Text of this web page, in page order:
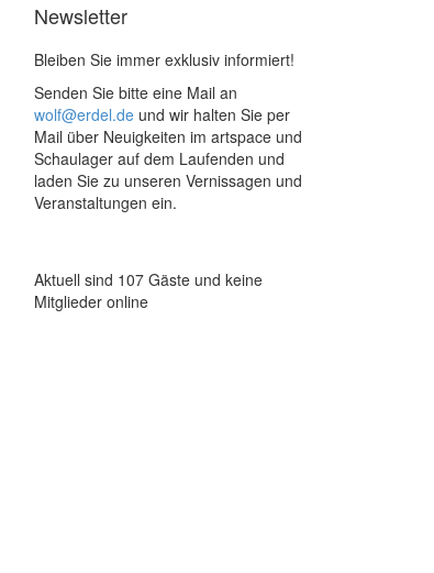
Newsletter
Bleiben Sie immer exklusiv informiert!
Senden Sie bitte eine Mail an
wolf@erdel.deund wir halten Sie per
Mail über Neuigkeiten im artspace und
Schaulager auf dem Laufenden und
laden Sie zu unseren Vernissagen und
Veranstaltungen ein.
Aktuell sind 107 Gäste und keine
Mitglieder online